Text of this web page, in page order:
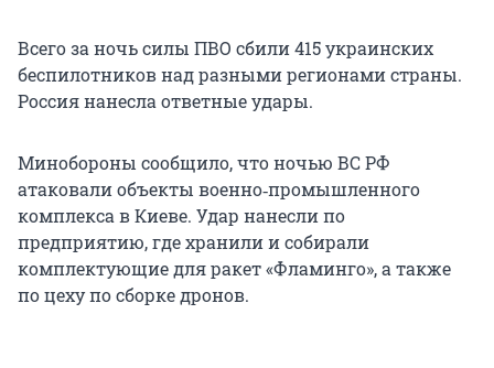
Всего за ночь силы ПВО сбили 415 украинских
беспилотников над разными регионами страны.
Россия нанесла ответные удары.
Минобороны сообщило, что ночью ВС РФ
атаковали объекты военно‑промышленного
комплекса в Киеве. Удар нанесли по
предприятию, где хранили и собирали
комплектующие для ракет «Фламинго», а также
по цеху по сборке дронов.